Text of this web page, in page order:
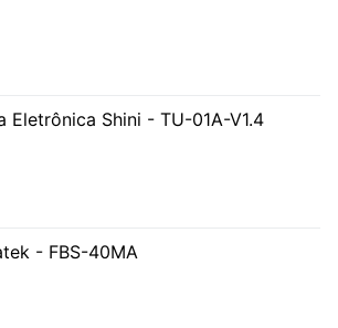
Eletrônica Shini - TU-01A-V1.4
- FBS-40MA